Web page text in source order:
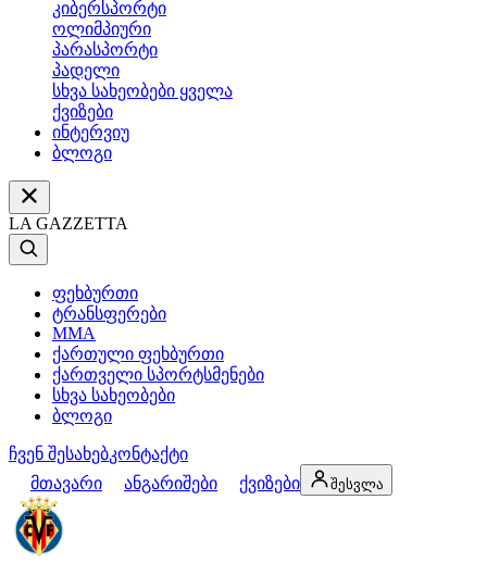
კიბერსპორტი
ოლიმპიური
პარასპორტი
პადელი
სხვა სახეობები ყველა
ქვიზები
ინტერვიუ
ბლოგი
LA GAZZETTA
ფეხბურთი
ტრანსფერები
MMA
ქართული ფეხბურთი
ქართველი სპორტსმენები
სხვა სახეობები
ბლოგი
ჩვენ შესახებკონტაქტი
მთავარი
ანგარიშები ქვიზები შესვლა